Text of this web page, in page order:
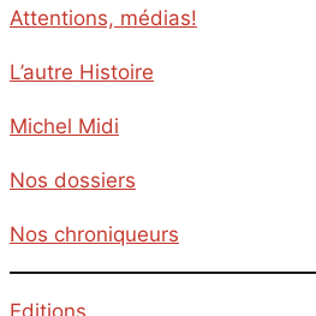
Attentions, médias!
L’autre Histoire
Michel Midi
Nos dossiers
Nos chroniqueurs